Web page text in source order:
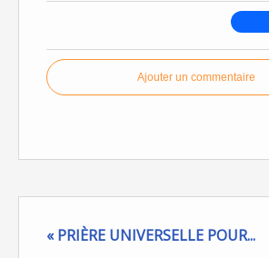
Ajouter un commentaire
« PRIÈRE UNIVERSELLE POUR...